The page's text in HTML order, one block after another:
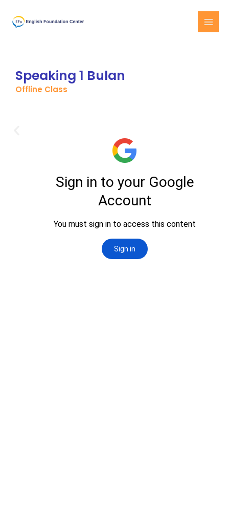
content
Speaking 1 Bulan
Offline Class